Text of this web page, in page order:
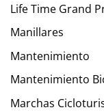
Life Time Grand
Manillares
Mantenimiento
Mantenimiento
Marchas